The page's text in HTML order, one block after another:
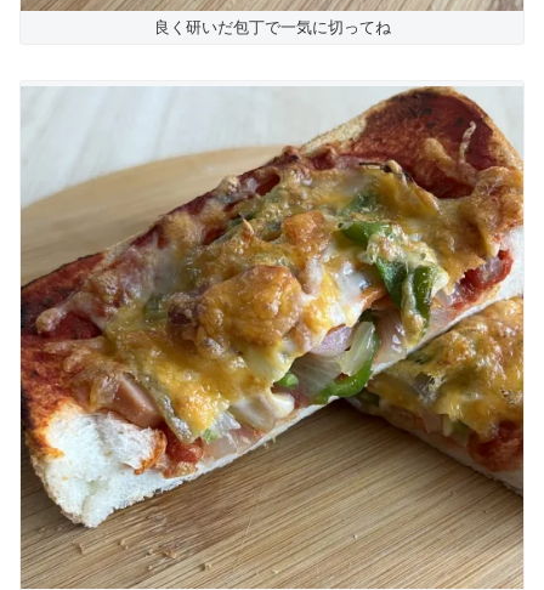
良く研いだ包丁で一気に切ってね